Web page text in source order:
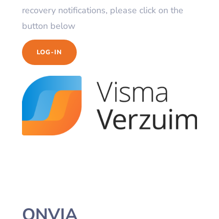
recovery notifications, please click on the
button below
LOG-IN